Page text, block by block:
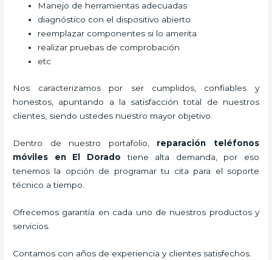
Manejo de herramientas adecuadas
diagnóstico con el dispositivo abierto
reemplazar componentes si lo amerita
realizar pruebas de comprobación
etc
Nos caracterizamos por ser cumplidos, confiables y
honestos, apuntando a la satisfacción total de nuestros
clientes, siendo ustedes nuestro mayor objetivo.
Dentro de nuestro portafolio, reparación teléfonos
móviles en El Dorado tiene alta demanda, por eso
tenemos la opción de programar tu cita para el soporte
técnico a tiempo.
Ofrecemos garantía en cada uno de nuestros productos y
servicios.
Contamos con años de experiencia y clientes satisfechos.